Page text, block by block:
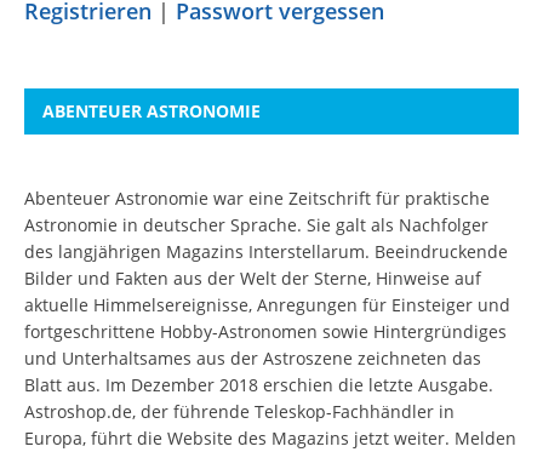
Registrieren | Passwort vergessen
ABENTEUER ASTRONOMIE
Abenteuer Astronomie war eine Zeitschrift für praktische
Astronomie in deutscher Sprache. Sie galt als Nachfolger
des langjährigen Magazins Interstellarum. Beeindruckende
Bilder und Fakten aus der Welt der Sterne, Hinweise auf
aktuelle Himmelsereignisse, Anregungen für Einsteiger und
fortgeschrittene Hobby-Astronomen sowie Hintergründiges
und Unterhaltsames aus der Astroszene zeichneten das
Blatt aus. Im Dezember 2018 erschien die letzte Ausgabe.
Astroshop.de, der führende Teleskop-Fachhändler in
Europa, führt die Website des Magazins jetzt weiter. Melden